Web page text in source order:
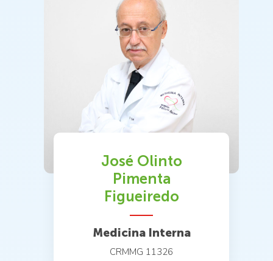
José Olinto
Pimenta
Figueiredo
Medicina Interna
CRMMG 11326